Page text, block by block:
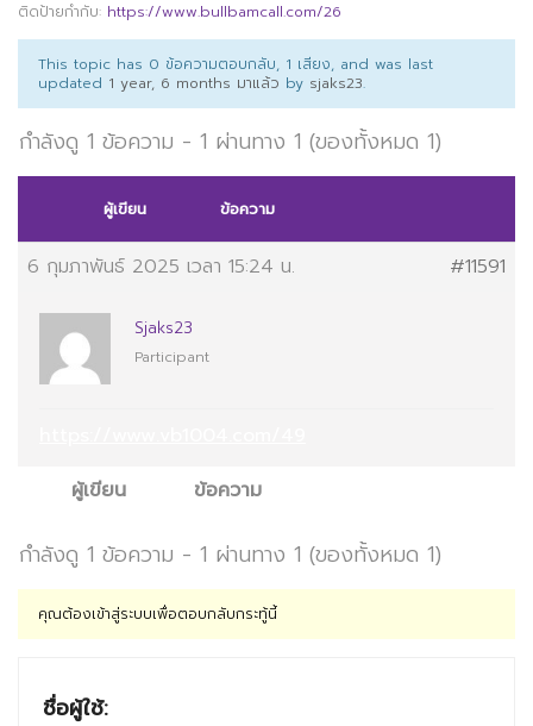
ติดป้ายกำกับ: https://www.bullbamcall.com/26
This topic has 0 ข้อความตอบกลับ, 1 เสียง, and was last
updated 1 year, 6 months มาแล้ว by sjaks23.
กำลังดู 1 ข้อความ - 1 ผ่านทาง 1 (ของทั้งหมด 1)
ผู้เขียน ข้อความ
6 กุมภาพันธ์ 2025 เวลา 15:24 น. #11591
Sjaks23
Participant
ผู้เขียน
ข้อความ
กำลังดู 1 ข้อความ - 1 ผ่านทาง 1 (ของทั้งหมด 1)
คุณต้องเข้าสู่ระบบเพื่อตอบกลับกระทู้นี้
ชื่อผู้ใช้: